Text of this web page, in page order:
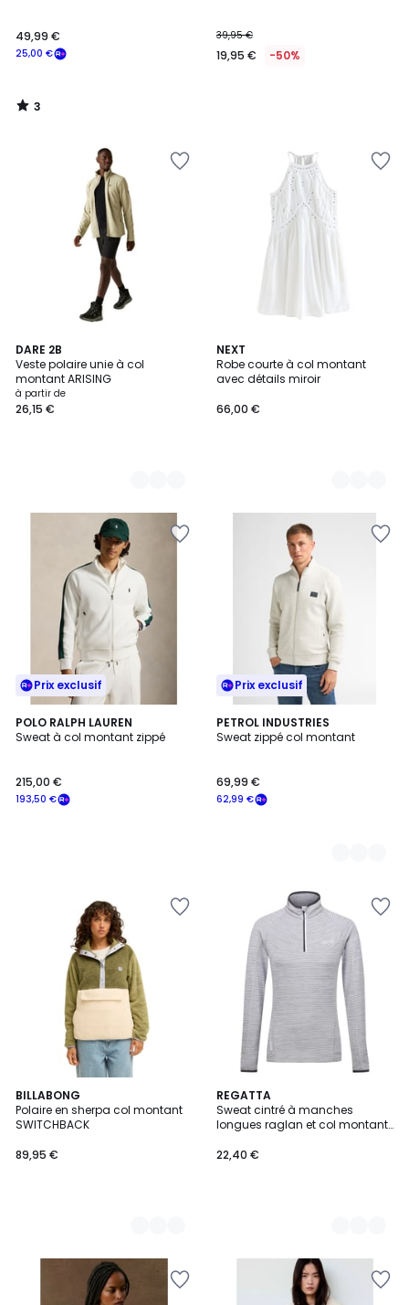
25,00 €
49,99 €
3
/
39,95 €
19,95 € -50%
DARE 2B
Veste polaire unie à col
montant ARISING
à partir de
26,15 €
4
Couleurs
NEXT
Robe courte à col montant
avec détails miroir
66,00 €
2
Couleurs
Prix exclusif
POLO RALPH LAUREN
Sweat à col montant zippé
193,50 €
215,00 €
Prix exclusif
PETROL INDUSTRIES
Sweat zippé col montant
62,99 €
69,99 €
4
Couleurs
BILLABONG
Polaire en sherpa col montant
SWITCHBACK
89,95 €
5
Couleurs
REGATTA
Sweat cintré à manches
longues raglan et col montant
22,40 €
2
Couleurs